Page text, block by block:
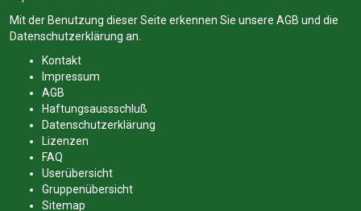
Mit der Benutzung dieser Seite erkennen Sie unsere AGB und die
Datenschutzerklärung an.
Kontakt
Impressum
AGB
Haftungsaussschluß
Datenschutzerklärung
Lizenzen
FAQ
Userübersicht
Gruppenübersicht
Sitemap